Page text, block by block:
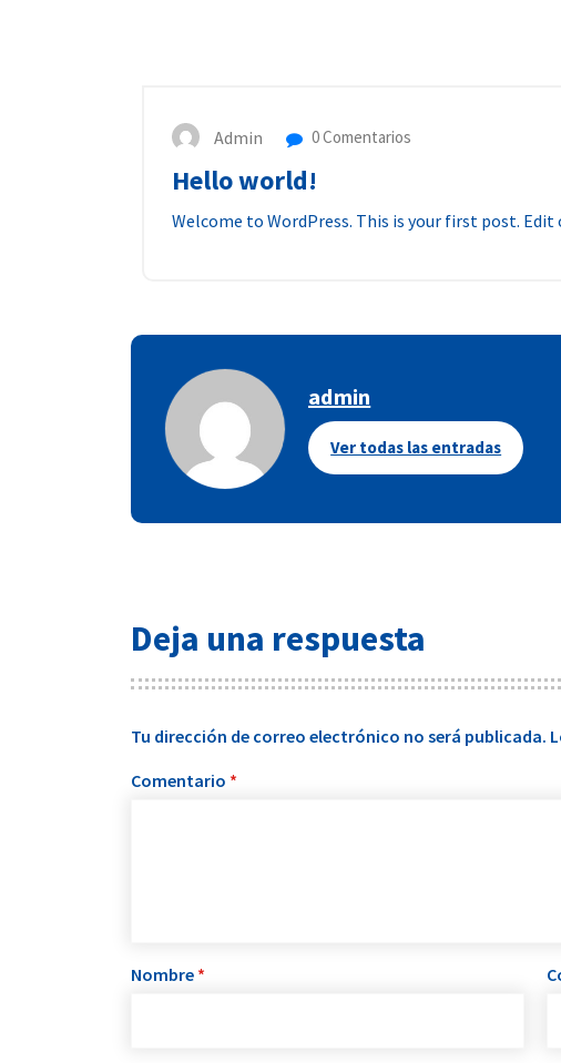
Admin 0 Comentarios
Hello world!
Welcome to WordPress. This is your first post.
admin
Ver todas las entradas
Deja una respuesta
Tu dirección de correo electrónico no será publicada.
Comentario *
Nombre *